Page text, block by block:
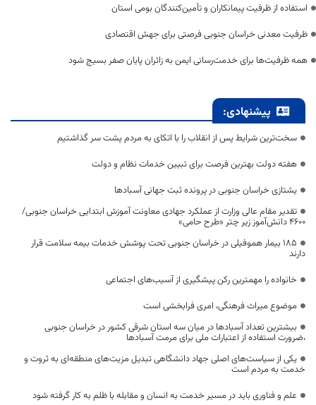
استفاده از ظرفیت پیمانکاران و تأمین‌کنندگان بومی استان
ظرفیت معدنی خراسان جنوبی فرصتی برای جهش اقتصادی
همه ظرفیت‌ها برای خدمت‌رسانی ایمن به زائران پایان صفر بسیج شود
پیشنهادی:
سخت‌ترین شرایط پس از انقلاب را با اتکای به مردم پشت سر گذاشتیم
هفته دولت بهترین فرصت برای تبیین خدمات نظام و دولت
یشتازی خراسان جنوبی در پرونده ثبت جهانی آسبادها
تقدیر مقام عالی وزارت از عملکرد جهادی معاونت آموزش ابتدایی خراسان جنوبی/
۴۶۰۰ دانش‌آموز زیر چتر «طرح حامی»
۱۸۵ بیمار هموفیلی در خراسان جنوبی تحت پوشش خدمات بیمه سلامت قرار
دارند
خانواده را مهمترین رکن پیشگیری از آسیب‌های اجتماعی
موضوع میراث فرهنگی، امری فرابخشی است
بیشترین تعداد آسبادها در میان سه استان شرقی کشور در خراسان جنوبی
،ضرورت استفاده از اعتبارات ملی برای مرمت آسبادها
یکی از سیاست‌های اصلی جهاد دانشگاهی تبدیل مزیت‌های منطقه‌ای به ثروت و
خدمت به مردم است
علم و فناوری باید در مسیر خدمت به انسان و مقابله با ظلم به کار گرفته شود